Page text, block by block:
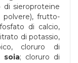
di sieroproteine
polvere), frutto-
di calcio,
di potassio,
cloruro di
soia; cloruro di